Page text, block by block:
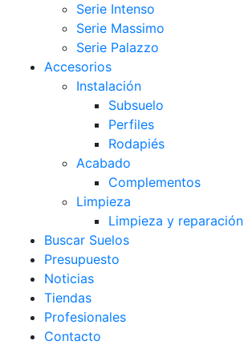
Serie Intenso
Serie Massimo
Serie Palazzo
Accesorios
Instalación
Subsuelo
Perfiles
Rodapiés
Acabado
Complementos
Limpieza
Limpieza y reparación
Buscar Suelos
Presupuesto
Noticias
Tiendas
Profesionales
Contacto